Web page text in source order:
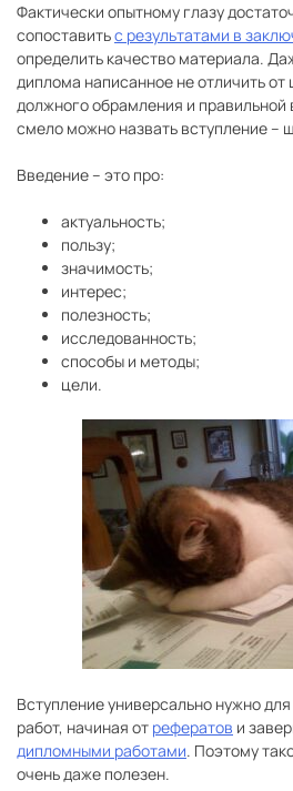
Фактически опытному глазу
сопоставитьс результатами в
определить качество материала.
диплома написанное не отличить
должного обрамления и правильной
смело можно назвать вступление –
Введение – это про:
актуальность;
пользу;
значимость;
интерес;
полезность;
исследованность;
способы и методы;
цели.
Вступление универсально нужно
работ, начиная от рефератов и
дипломными работами. Поэтому
очень даже полезен.